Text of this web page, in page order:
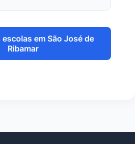
em São José de
Ribamar